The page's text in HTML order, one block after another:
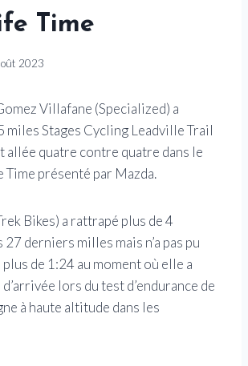
Time
2023
Villafane (Specialized) a
miles Stages Cycling Leadville Trail
allée quatre contre quatre dans le
Time présenté par Mazda.
Bikes) a rattrapé plus de 4
derniers milles mais n’a pas pu
plus de 1:24 au moment où elle a
lors du test d’endurance de
à haute altitude dans les